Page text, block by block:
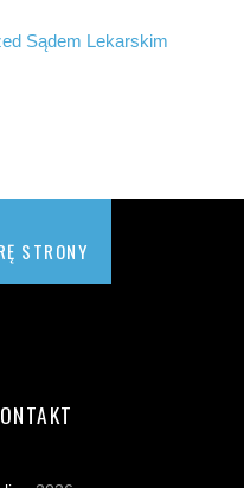
Sądem Lekarskim
STRONY